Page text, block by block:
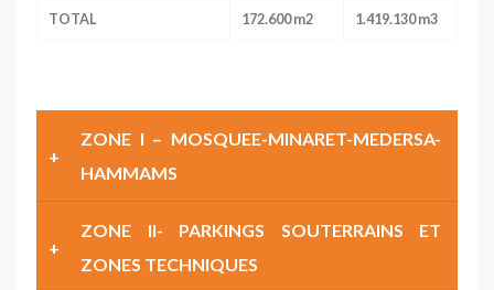
TOTAL 172.600 m2 1.419.130 m3
ZONE I – MOSQUEE-MINARET-MEDERSA-
HAMMAMS
ZONE II- PARKINGS SOUTERRAINS ET
ZONES TECHNIQUES